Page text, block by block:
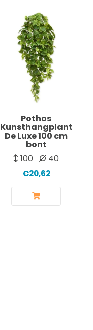
Pothos
Kunsthangplant
De Luxe 100 cm
bont
100
40
€20,62